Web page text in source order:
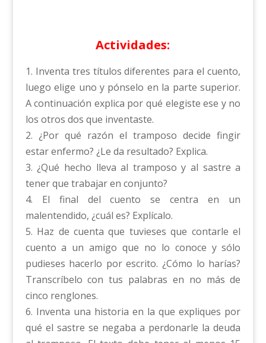
Actividades:
1. Inventa tres títulos diferentes para el cuento,
luego elige uno y pónselo en la parte superior.
A continuación explica por qué elegiste ese y no
los otros dos que inventaste.
2. ¿Por qué razón el tramposo decide fingir
estar enfermo? ¿Le da resultado? Explica.
3. ¿Qué hecho lleva al tramposo y al sastre a
tener que trabajar en conjunto?
4. El final del cuento se centra en un
malentendido, ¿cuál es? Explícalo.
5. Haz de cuenta que tuvieses que contarle el
cuento a un amigo que no lo conoce y sólo
pudieses hacerlo por escrito. ¿Cómo lo harías?
Transcríbelo con tus palabras en no más de
cinco renglones.
6. Inventa una historia en la que expliques por
qué el sastre se negaba a perdonarle la deuda